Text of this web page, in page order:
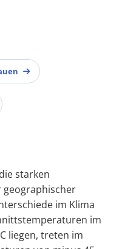
starken
im Klima
im
liegen, treten im